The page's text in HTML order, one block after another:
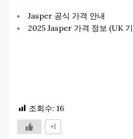
Jasper 공식 가격 안내
2025 Jasper 가격 정보 (UK
조회수: 16
+1